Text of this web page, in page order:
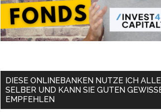
DIESE ONLINEBANKEN NUTZE ICH ALLE
SELBER UND KANN SIE GUTEN
EMPFEHLEN